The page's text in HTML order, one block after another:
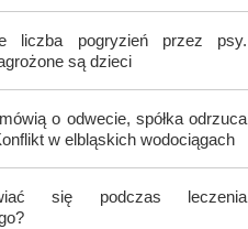
liczba pogryzień przez psy.
są dzieci
o odwecie, spółka odrzuca
w elbląskich wodociągach
się podczas leczenia